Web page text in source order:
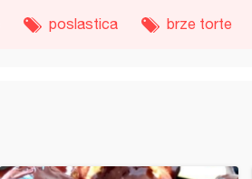
poslastica brze torte